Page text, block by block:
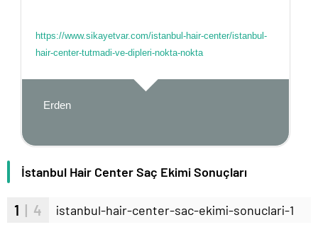
https://www.sikayetvar.com/istanbul-hair-center/istanbul-
hair-center-tutmadi-ve-dipleri-nokta-nokta
Erden
İstanbul Hair Center Saç Ekimi Sonuçları
1 | 4 istanbul-hair-center-sac-ekimi-sonuclari-1